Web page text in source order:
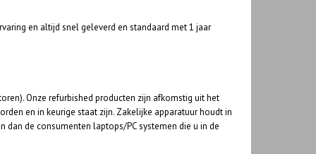
en altijd snel geleverd en standaard met 1 jaar
Onze refurbished producten zijn afkomstig uit het
en in keurige staat zijn. Zakelijke apparatuur houdt in
de consumenten laptops/PC systemen die u in de